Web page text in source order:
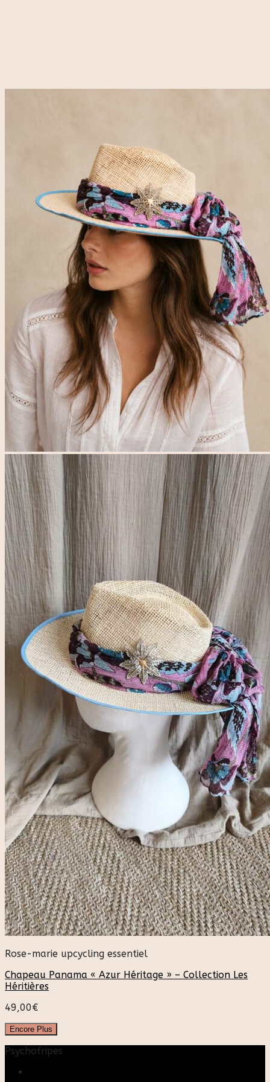
Rose-marie upcycling essentiel
Chapeau Panama « Azur Héritage » – Collection Les
Héritières
49,00€
Encore Plus
Psychofripes